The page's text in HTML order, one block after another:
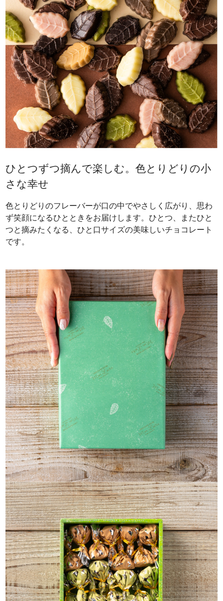
ひとつずつ摘んで楽しむ。色とりどりの小
さな幸せ
色とりどりのフレーバーが口の中でやさしく広がり、思わ
ず笑顔になるひとときをお届けします。ひとつ、またひと
つと摘みたくなる、ひと口サイズの美味しいチョコレート
です。